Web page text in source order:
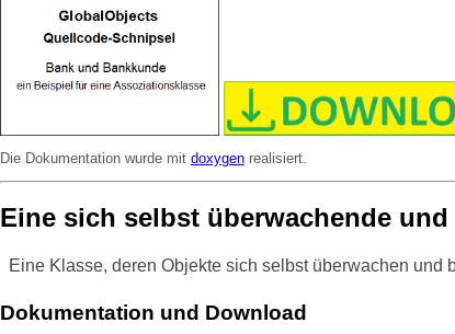
Die Dokumentation wurde mit doxygen realisiert.
Eine sich selbst überwachende
Eine Klasse, deren Objekte sich selbst überwachen
Dokumentation und Download